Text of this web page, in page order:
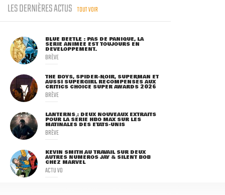
LES DERNIÈRES ACTUS TOUT VOIR
BLUE BEETLE : PAS DE PANIQUE, LA
SÉRIE ANIMÉE EST TOUJOURS EN
DÉVELOPPEMENT.
BRÈVE
THE BOYS, SPIDER-NOIR, SUPERMAN ET
AUSSI SUPERGIRL RÉCOMPENSÉS AUX
CRITICS CHOICE SUPER AWARDS 2026
BRÈVE
LANTERNS : DEUX NOUVEAUX EXTRAITS
POUR LA SÉRIE HBO MAX SUR LES
MATINALES DES ETATS-UNIS
BRÈVE
KEVIN SMITH AU TRAVAIL SUR DEUX
AUTRES NUMÉROS JAY & SILENT BOB
CHEZ MARVEL
ACTU VO